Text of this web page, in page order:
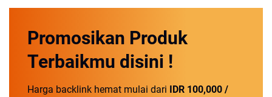
Promosikan Produk
Terbaikmu disini !
Harga backlink hemat mulai dari IDR 100,000 /